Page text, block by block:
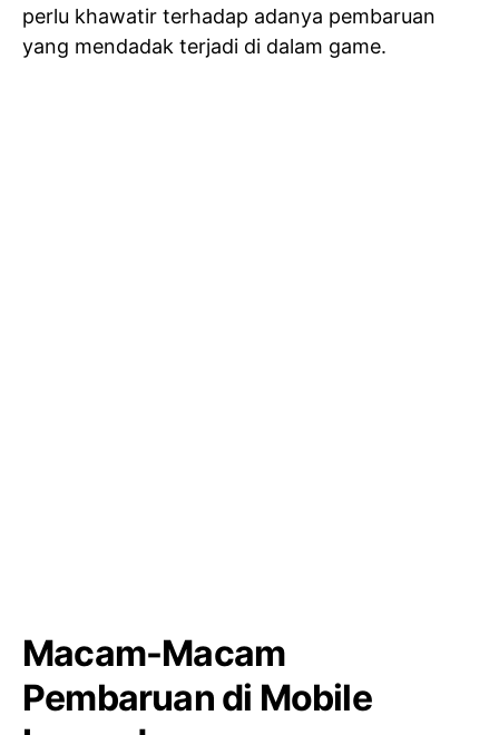
perlu khawatir terhadap adanya pembaruan
yang mendadak terjadi di dalam game.
Macam-Macam
Pembaruan di Mobile